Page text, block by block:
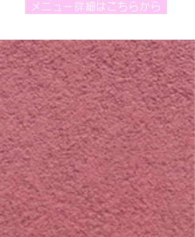
メニュー詳細はこちらから